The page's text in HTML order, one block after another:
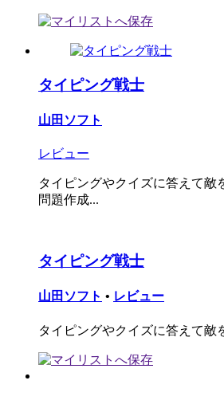
タイピング戦士
山田ソフト
レビュー
タイピングやクイズに答えて敵
問題作成...
タイピング戦士
山田ソフト • レビュー
タイピングやクイズに答えて敵